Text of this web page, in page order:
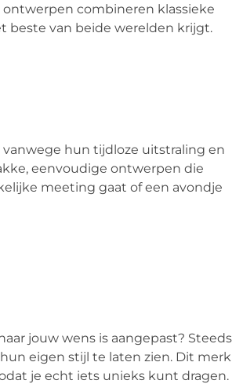
ontwerpen combineren klassieke
beste van beide werelden krijgt.
hun tijdloze uitstraling en
eenvoudige ontwerpen die
meeting gaat of een avondje
jouw wens is aangepast? Steeds
eigen stijl te laten zien. Dit merk
je echt iets unieks kunt dragen.